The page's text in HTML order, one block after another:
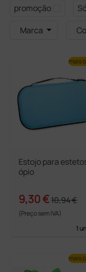
promoção
Marca
Estojo para
ópio
9,30 €10,94 €
(Preço sem IVA)
1
mais
mais